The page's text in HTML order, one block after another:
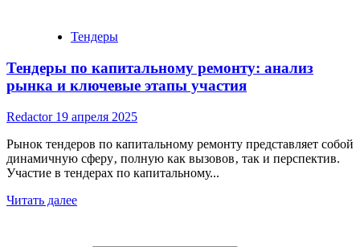
Тендеры
Тендеры по капитальному ремонту: анализ
рынка и ключевые этапы участия
Redactor 19 апреля 2025
Рынок тендеров по капитальному ремонту представляет собой
динамичную сферу‚ полную как вызовов‚ так и перспектив.
Участие в тендерах по капитальному...
Читать далееRead